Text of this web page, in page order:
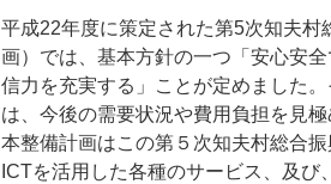
平成22年度に策定された第5次知夫
画）では、基本方針の一つ「安心安
信力を充実する」ことが定めました
は、今後の需要状況や費用負担を見
本整備計画はこの第５次知夫村総合
ICTを活用した各種のサービス、及